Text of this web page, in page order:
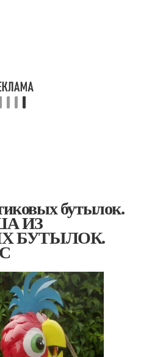
бутылок.
ИЗ
БУТЫЛОК.